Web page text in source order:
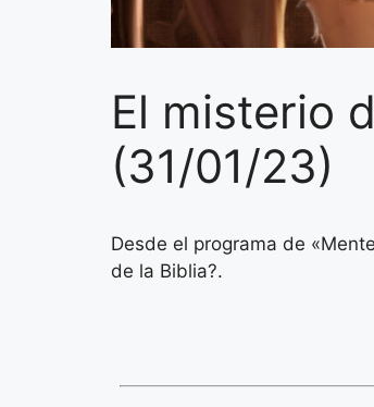
El misterio
(31/01/23)
Desde el programa de
de la Biblia?.